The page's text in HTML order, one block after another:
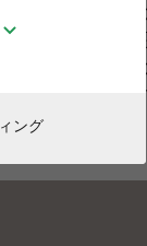
ング
っており、耳
それでいて周
聴器は、周囲
いに気づきます